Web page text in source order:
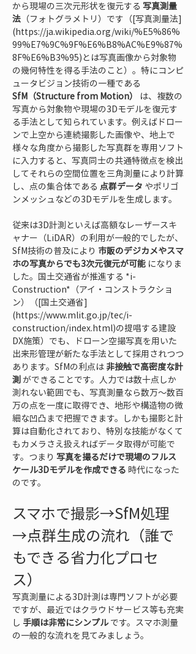
から現場の三次元形状を復元する 写真測量
法 （フォトグラメトリ）です（[写真測量法]
(https://ja.wikipedia.org/wiki/%E5%86%
99%E7%9C%9F%E6%B8%AC%E9%87%
8F%E6%B3%95)とは写真画像から対象物
の幾何特性を得る手法のこと）。特にコンピ
ュータビジョン技術の一種である
SfM（Structure from Motion）
は、複数の
写真から対象物や現場の3Dモデルを復元す
る手法として知られています。例えばドロー
ンで上空から連続撮影した画像や、地上で
様々な角度から撮影した写真群を専用ソフト
に入力すると、写真同士の共通特徴点を検出
してそれらの空間位置を三角測量により計算
し、点の集合体である 点群データ やポリゴ
ンメッシュなどの3Dモデルを生成します。
従来は3D計測といえば高額なレーザースキ
ャナー（LiDAR）の利用が一般的でしたが、
SfM技術の普及により 市販のデジカメやスマ
ホの写真からでも3次元復元が可能 になりま
した。国土交通省が推進する *i-
Construction*（アイ・コンストラクショ
ン）（[国土交通省]
(https://www.mlit.go.jp/tec/i-
construction/index.html)の提唱する建設
DX施策）でも、ドローン空撮写真を用いた
出来形管理が新たな手法として採用されつつ
あります。SfMの利点は 非接触で高密度な計
測 ができることです。人力では数十点しか
測れない範囲でも、写真測量なら数万～数百
万の点を一度に取得でき、地形や構造物の微
細な凹凸まで把握できます。しかも撮影と計
算は自動化されており、特別な技能がなくて
もカメラさえ扱えればデータ取得が可能で
す。つまり 写真を撮るだけで現場のフルス
ケール3Dモデルを作成できる 時代になった
のです。
スマホで撮影→SfM処理
→点群生成の流れ（誰で
もできる省力化プロセ
ス）
写真測量による3D計測は専門ソフトが必要
ですが、最近ではクラウドサービス等も充実
し 手順は非常にシンプル です。スマホ測量
の一般的な流れを見てみましょう。